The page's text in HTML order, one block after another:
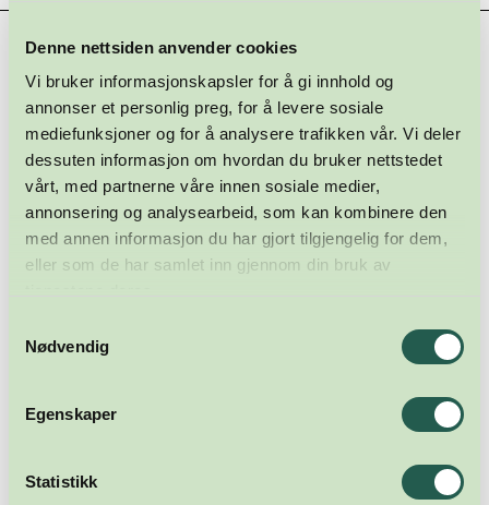
Denne nettsiden anvender cookies
Vi bruker informasjonskapsler for å gi innhold og
annonser et personlig preg, for å levere sosiale
mediefunksjoner og for å analysere trafikken vår. Vi deler
dessuten informasjon om hvordan du bruker nettstedet
vårt, med partnerne våre innen sosiale medier,
annonsering og analysearbeid, som kan kombinere den
med annen informasjon du har gjort tilgjengelig for dem,
eller som de har samlet inn gjennom din bruk av
Nødvendig
Egenskaper
Statistikk
Hovedsamarbeidspartnere